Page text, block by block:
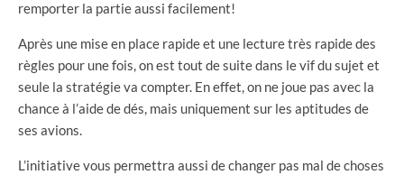
remporter la partie aussi facilement!
Après une mise en place rapide et une lecture très rapide des
règles pour une fois, on est tout de suite dans le vif du sujet et
seule la stratégie va compter. En effet, on ne joue pas avec la
chance à l’aide de dés, mais uniquement sur les aptitudes de
ses avions.
L’initiative vous permettra aussi de changer pas mal de choses